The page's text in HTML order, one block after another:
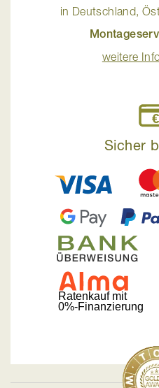
in Deutschland,
weitere
Sicher